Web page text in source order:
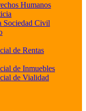
Humanos
Sociedad Civil
de Rentas
de Inmuebles
de Vialidad